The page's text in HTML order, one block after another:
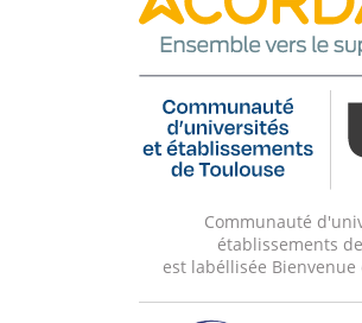
Communauté
établissements
est labéllisée Bienvenue